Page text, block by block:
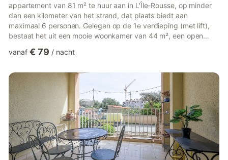
appartement van 81 m² te huur aan in L'Île-Rousse, op minder
dan een kilometer van het strand, dat plaats biedt aan
maximaal 6 personen. Gelegen op de 1e verdieping (met lift),
bestaat het uit een mooie woonkamer van 44 m², een open
en twee terrassen. Wij wachten op u! Het appartement, gelegen
woonkamer van 44 m² met tv, sofa, fauteuils en een eethoek. -
Een open keuken met apparatuur waaronder: waterkoker, oven,
m...
vanaf € 79 / nacht